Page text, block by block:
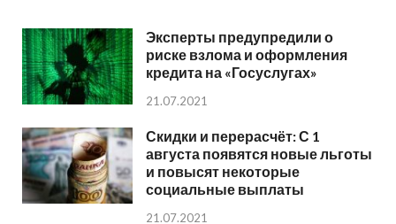
Эксперты предупредили о
риске взлома и оформления
кредита на «Госуслугах»
21.07.2021
Скидки и перерасчёт: С 1
августа появятся новые льготы
и повысят некоторые
социальные выплаты
21.07.2021